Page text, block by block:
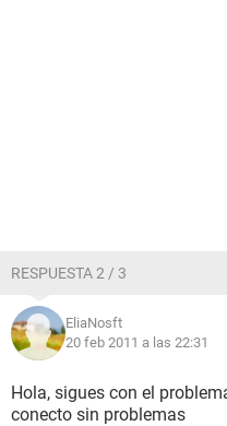
RESPUESTA 2 / 3
EliaNosft
20 feb 2011 a las 22:31
Hola, sigues con el
conecto sin problemas